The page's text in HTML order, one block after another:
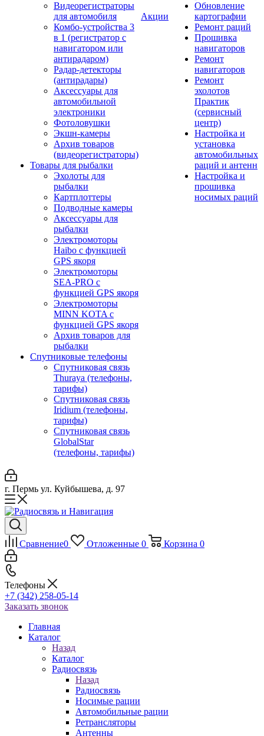
Видеорегистраторы
для автомобиля
Комбо-устройства 3
в 1 (регистратор с
навигатором или
антирадаром)
Радар-детекторы
(антирадары)
Аксессуары для
автомобильной
электроники
Фотоловушки
Экшн-камеры
Архив товаров
(видеорегистраторы)
Товары для рыбалки
Эхолоты для
рыбалки
Картплоттеры
Подводные камеры
Аксессуары для
рыбалки
Электромоторы
Haibo с функцией
GPS якоря
Электромоторы
SEA-PRO с
функцией GPS якоря
Электромоторы
MINN KOTA с
функцией GPS якоря
Архив товаров для
рыбалки
Спутниковые телефоны
Спутниковая связь
Thuraya (телефоны,
тарифы)
Спутниковая связь
Iridium (телефоны,
тарифы)
Спутниковая связь
GlobalStar
(телефоны, тарифы)
Акции
Обновление
картографии
Ремонт раций
Прошивка
навигаторов
Ремонт
навигаторов
Ремонт
эхолотов
Практик
(сервисный
центр)
Настройка и
установка
автомобильных
раций и антенн
Настройка и
прошивка
носимых раций
г. Пермь ул. Куйбышева, д. 97
Сравнение0 Отложенные 0 Корзина 0
Телефоны
+7 (342) 258-05-14
Заказать звонок
Главная
Каталог
Назад
Каталог
Радиосвязь
Назад
Радиосвязь
Носимые рации
Автомобильные рации
Ретрансляторы
Антенны